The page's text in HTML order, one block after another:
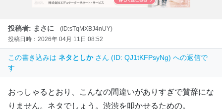
投稿者: まさに
(ID:sTqMXBJ4nUY)
投稿日時：2026年 04月 11日 08:52
この書き込みは ネタとしか さん (ID: QJ1tKFPsyNg) への返信で
す
おっしゃるとおり、こんなの間違いがありすぎで賛辞にな
りません。ネタでしょう。渋渋を叩かせるための。